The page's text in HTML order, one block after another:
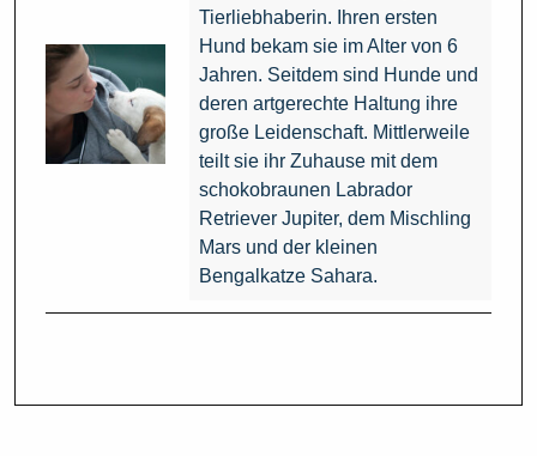
Tierliebhaberin. Ihren ersten
Hund bekam sie im Alter von 6
Jahren. Seitdem sind Hunde und
deren artgerechte Haltung ihre
große Leidenschaft. Mittlerweile
teilt sie ihr Zuhause mit dem
schokobraunen Labrador
Retriever Jupiter, dem Mischling
Mars und der kleinen
Bengalkatze Sahara.